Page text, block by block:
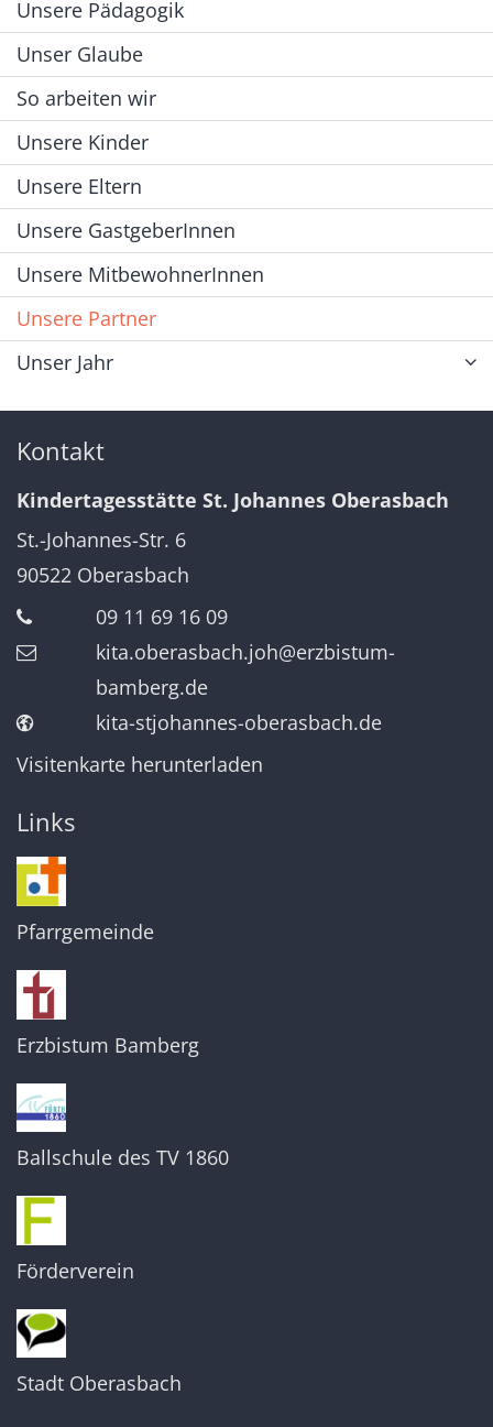
Unsere Pädagogik
Unser Glaube
So arbeiten wir
Unsere Kinder
Unsere Eltern
Unsere GastgeberInnen
Unsere MitbewohnerInnen
Unsere Partner
Unser Jahr
Kontakt
Kindertagesstätte St. Johannes Oberasbach
St.-Johannes-Str. 6
90522 Oberasbach
09 11 69 16 09
kita.oberasbach.joh@erzbistum-
bamberg.de
kita-stjohannes-oberasbach.de
Visitenkarte herunterladen
Links
Pfarrgemeinde
Erzbistum Bamberg
Ballschule des TV 1860
Förderverein
Stadt Oberasbach